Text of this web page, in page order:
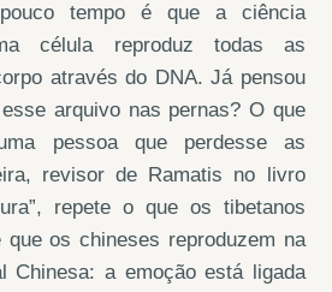
tempo é que a ciência
célula reproduz todas as
através do DNA. Já pensou
arquivo nas pernas? O que
pessoa que perdesse as
revisor de Ramatis no livro
repete o que os tibetanos
os chineses reproduzem na
Chinesa: a emoção está ligada